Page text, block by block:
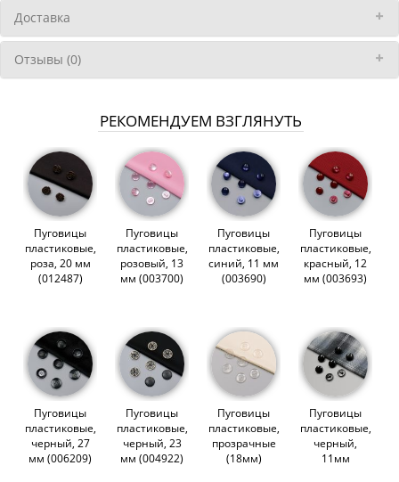
Доставка
Отзывы (0)
РЕКОМЕНДУЕМ ВЗГЛЯНУТЬ
Пуговицы
пластиковые,
роза, 20 мм
(012487)
Пуговицы
пластиковые,
розовый, 13
мм (003700)
Пуговицы
пластиковые,
синий, 11 мм
(003690)
Пуговицы
пластиковые,
красный, 12
мм (003693)
Пуговицы
пластиковые,
черный, 27
мм (006209)
Пуговицы
пластиковые,
черный, 23
мм (004922)
Пуговицы
пластиковые,
прозрачные
(18мм)
Пуговицы
пластиковые,
черный,
11мм